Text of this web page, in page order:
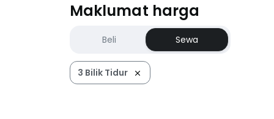
Maklumat harga
Beli Sewa
3 Bilik Tidur